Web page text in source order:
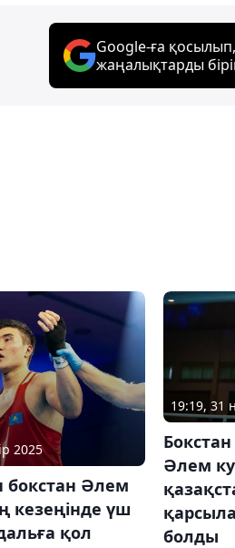
Google-ға қосылып,
жаңалықтарды
2025
бокстан Әлем
кезеңінде үш
қол
19:19, 31
Әлем
болды